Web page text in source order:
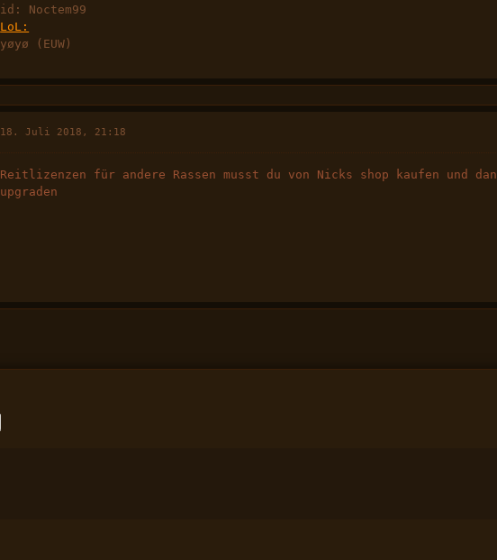
id: Noctem99
LoL:
yøyø (EUW)
18. Juli 2018, 21:18
Reitlizenzen für andere Rassen musst du von Nicks shop kaufen und
upgraden